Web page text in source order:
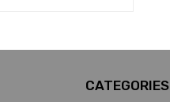
CATEGORIES